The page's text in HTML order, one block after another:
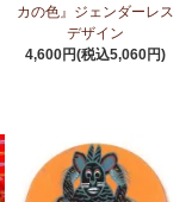
アッサム種タンザ
～
新入荷！ゆった
カの色』ジェンダーレス
デザイン
4,600円(税込5,060円)